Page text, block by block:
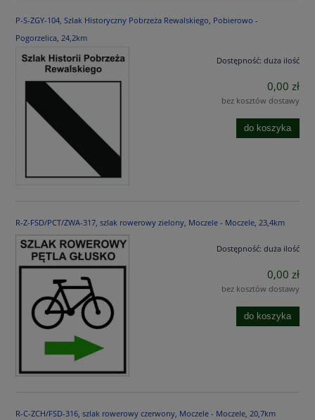
P-S-ZGY-104, Szlak Historyczny Pobrzeża Rewalskiego, Pobierowo -
Pogorzelica, 24,2km
Dostępność: duża ilość
0,00 zł
bez kosztów dostawy
do koszyka
R-Z-FSD/PCT/ZWA-317, szlak rowerowy zielony, Moczele - Moczele, 23,4km
Dostępność: duża ilość
0,00 zł
bez kosztów dostawy
do koszyka
R-C-ZCH/FSD-316, szlak rowerowy czerwony, Moczele - Moczele, 20,7km